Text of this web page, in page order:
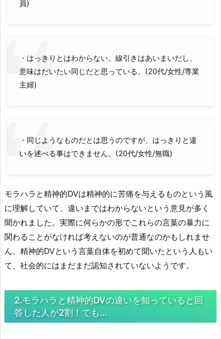
員)
・はっきりとはわからない。線引きはあいまいだし、
意味はだいたい同じだと思っている。(20代/女性/専業
主婦)
・同じようなものだとは思うのですが、はっきりと違
いを述べる事はできません。(20代/女性/無職)
モラハラと精神的DVは精神的に苦痛を与えるものという風
に理解していて、違いまではわからないという意見が多く
聞かれました。実際に何らかの形でこれらの言葉の暴力に
関わることがなければ考えないのが普通なのかもしれませ
ん。精神的DVという言葉自体を初めて聞いたという人もい
て、社会的にはまだまだ認知されていないようです。
2.モラハラと精神的DVの違いを知っていると回
答した人が2割！でも…